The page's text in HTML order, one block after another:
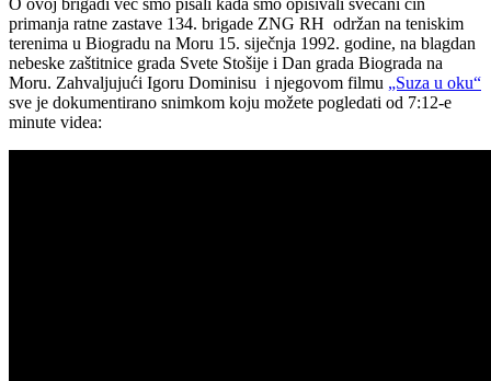
primanja ratne zastave 134. brigade ZNG RH održan na teniskim
terenima u Biogradu na Moru 15. siječnja 1992. godine, na blagdan
nebeske zaštitnice grada Svete Stošije i Dan grada Biograda na
Moru. Zahvaljujući Igoru Dominisu i njegovom filmu „Suza u oku“
sve je dokumentirano snimkom koju možete pogledati od 7:12-e
minute videa: